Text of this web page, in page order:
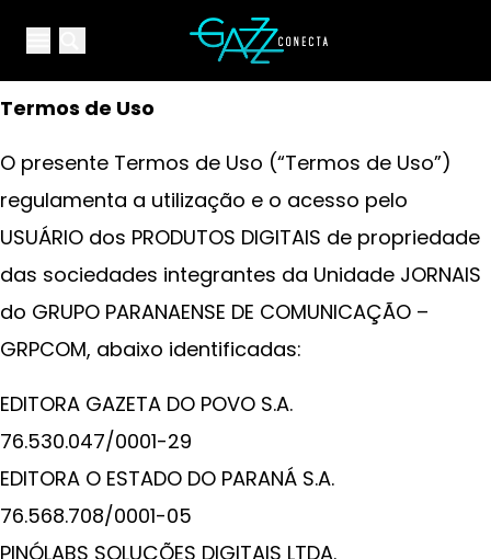
Open main menuYour Company
Termos de Uso
O presente Termos de Uso (“Termos de Uso”)
regulamenta a utilização e o acesso pelo
USUÁRIO dos PRODUTOS DIGITAIS de propriedade
das sociedades integrantes da Unidade JORNAIS
do GRUPO PARANAENSE DE COMUNICAÇÃO –
GRPCOM, abaixo identificadas:
EDITORA GAZETA DO POVO S.A.
76.530.047/0001-29
EDITORA O ESTADO DO PARANÁ S.A.
76.568.708/0001-05
PINÓLABS SOLUÇÕES DIGITAIS LTDA.